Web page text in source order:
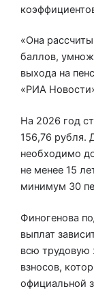
«Она
баллов,
выхода на
«РИА
На 2026 год
156,76 рубля.
необходимо
не менее 15
минимум 30
Финогенова
выплат
всю трудовую
взносов,
официальной